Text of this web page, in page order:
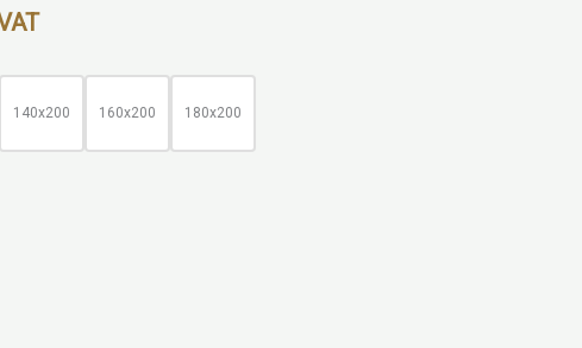
zł
140x200 160x200 180x200